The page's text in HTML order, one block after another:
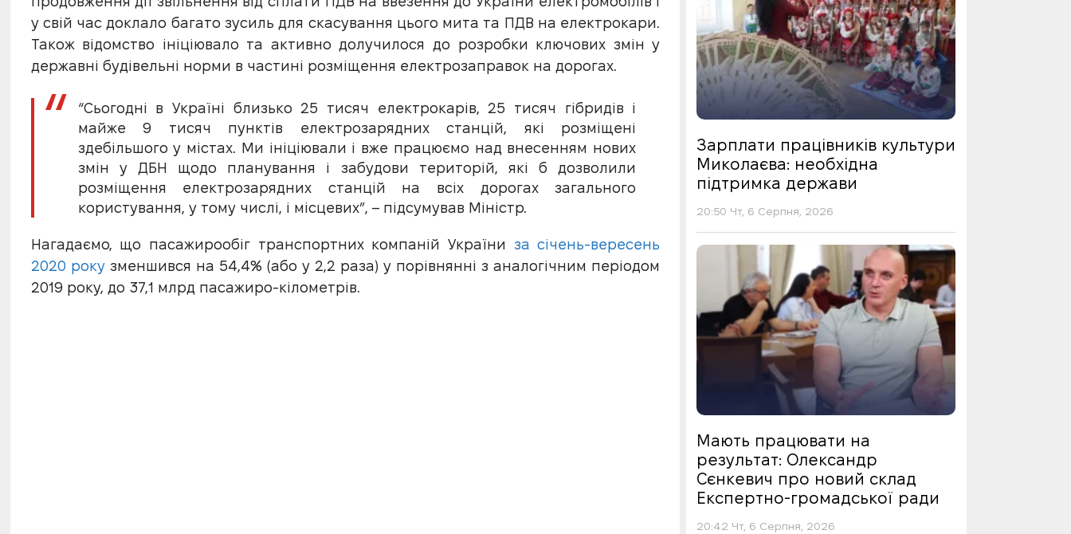
у свій час доклало багато зусиль для скасування цього мита та ПДВ на електрокари.
Також відомство ініціювало та активно долучилося до розробки ключових змін у
державні будівельні норми в частині розміщення електрозаправок на дорогах.
“Сьогодні в Україні близько 25 тисяч електрокарів, 25 тисяч гібридів і
майже 9 тисяч пунктів електрозарядних станцій, які розміщені
здебільшого у містах. Ми ініціювали і вже працюємо над внесенням нових
змін у ДБН щодо планування і забудови територій, які б дозволили
розміщення електрозарядних станцій на всіх дорогах загального
користування, у тому числі, і місцевих”, – підсумував Міністр.
Нагадаємо, що пасажирообіг транспортних компаній України за січень-вересень
2020 рокузменшився на 54,4% (або у 2,2 раза) у порівнянні з аналогічним періодом
2019 року, до 37,1 млрд пасажиро-кілометрів.
Зарплати працівників культури
Миколаєва: необхідна
підтримка держави
20:50 Чт, 6 Серпня, 2026
Мають працювати на
результат: Олександр
Сєнкевич про новий склад
Експертно-громадської ради
20:42 Чт, 6 Серпня, 2026